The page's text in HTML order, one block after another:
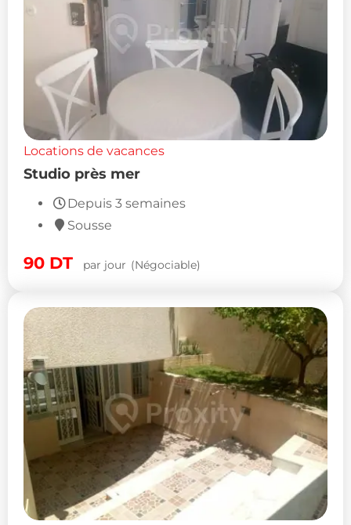
Locations de vacances
Studio près mer
Depuis 3 semaines
Sousse
90 DT par jour (Négociable)